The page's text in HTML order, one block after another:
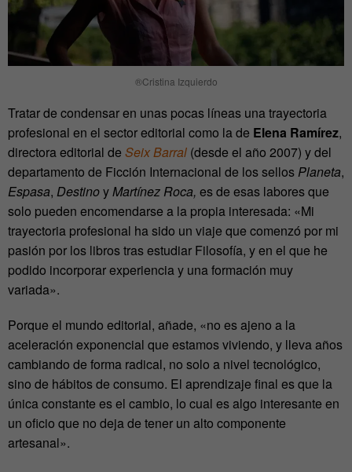
®Cristina Izquierdo
Tratar de condensar en unas pocas líneas una trayectoria
profesional en el sector editorial como la de Elena Ramírez,
directora editorial de Seix Barral (desde el año 2007) y del
departamento de Ficción Internacional de los sellosPlaneta,
Espasa, DestinoyMartínez Roca, es de esas labores que
solo pueden encomendarse a la propia interesada: «Mi
trayectoria profesional ha sido un viaje que comenzó por mi
pasión por los libros tras estudiar Filosofía, y en el que he
podido incorporar experiencia y una formación muy
variada».
Porque el mundo editorial, añade, «no es ajeno a la
aceleración exponencial que estamos viviendo, y lleva años
cambiando de forma radical, no solo a nivel tecnológico,
sino de hábitos de consumo. El aprendizaje final es que la
única constante es el cambio, lo cual es algo interesante en
un oficio que no deja de tener un alto componente
artesanal».